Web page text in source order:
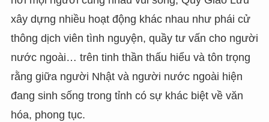
xây dựng nhiều hoạt động khác nhau như phái cử
thông dịch viên tình nguyện, quầy tư vấn cho người
nước ngoài… trên tinh thần thấu hiểu và tôn trọng
rằng giữa người Nhật và người nước ngoài hiện
đang sinh sống trong tỉnh có sự khác biệt về văn
hóa, phong tục.